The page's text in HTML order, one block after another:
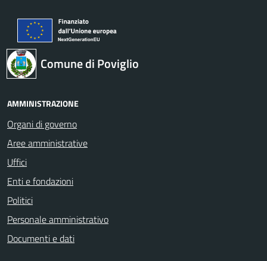
Comune di Poviglio
AMMINISTRAZIONE
Organi di governo
Aree amministrative
Uffici
Enti e fondazioni
Politici
Personale amministrativo
Documenti e dati